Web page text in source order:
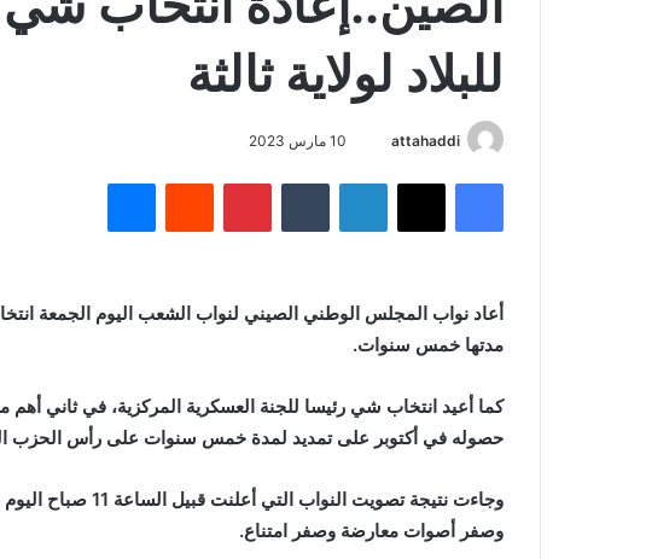
للبلاد لولاية ثالثة
attahaddi 10 مارس 2023
فيسبوك X لينكدإن بينتيريست ماسنجر
أعاد نواب المجلس الوطني الصيني لنواب الشعب اليوم الجمعة
مدتها خمس سنوات.
كما أعيد انتخاب شي رئيسا للجنة العسكرية المركزية، في ثاني
حصوله في أكتوبر على تمديد لمدة خمس سنوات على رأس الحزب
وصفر أصوات معارضة وصفر امتناع.